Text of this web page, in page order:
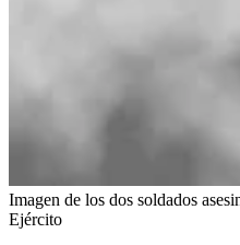
Imagen de los dos soldados
Ejército